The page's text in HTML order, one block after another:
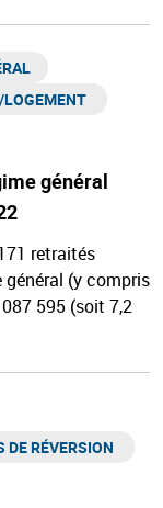
général
retraités
général (y compris
595 (soit 7,2
RÉVERSION